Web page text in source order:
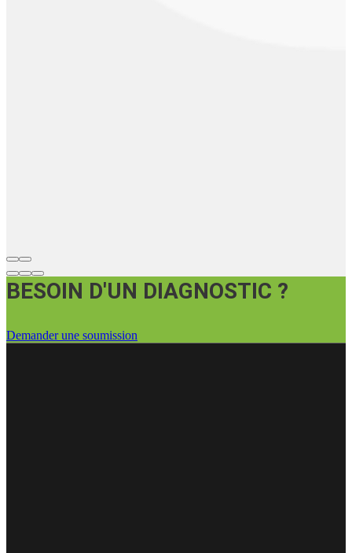
BESOIN D'UN DIAGNOSTIC ?
Demander une soumission